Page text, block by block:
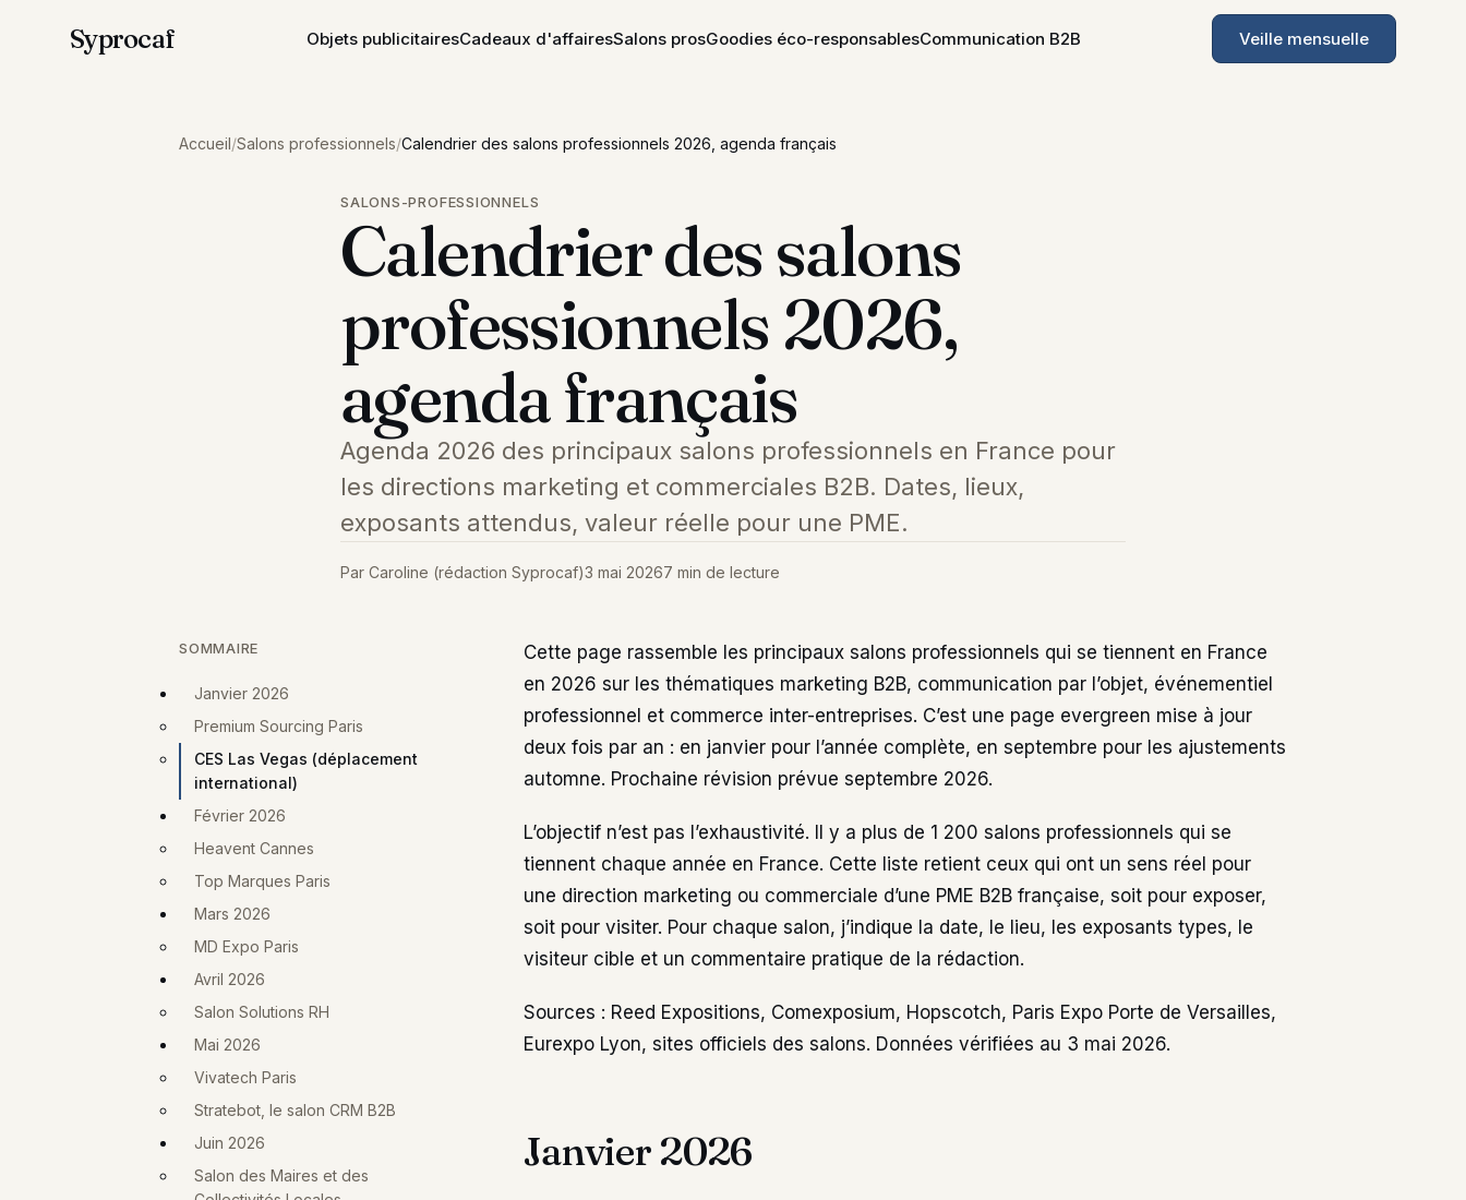
Syprocaf Objets publicitairesCadeaux d'affairesSalons prosGoodies éco-responsablesCommunication B2B Veille mensuelle
Accueil/Salons professionnels/Calendrier des salons professionnels 2026, agenda français
SALONS-PROFESSIONNELS
Calendrier des salons
professionnels 2026,
agenda français
Agenda 2026 des principaux salons professionnels en France pour
les directions marketing et commerciales B2B. Dates, lieux,
exposants attendus, valeur réelle pour une PME.
Par Caroline (rédaction Syprocaf)3 mai 20267 min de lecture
SOMMAIRE
Janvier 2026
Premium Sourcing Paris
CES Las Vegas (déplacement
international)
Février 2026
Heavent Cannes
Top Marques Paris
Mars 2026
MD Expo Paris
Avril 2026
Salon Solutions RH
Mai 2026
Vivatech Paris
Stratebot, le salon CRM B2B
Juin 2026
Salon des Maires et des
Cette page rassemble les principaux salons professionnels qui se tiennent en France
en 2026 sur les thématiques marketing B2B, communication par l’objet, événementiel
professionnel et commerce inter-entreprises. C’est une page evergreen mise à jour
deux fois par an : en janvier pour l’année complète, en septembre pour les ajustements
automne. Prochaine révision prévue septembre 2026.
L’objectif n’est pas l’exhaustivité. Il y a plus de 1 200 salons professionnels qui se
tiennent chaque année en France. Cette liste retient ceux qui ont un sens réel pour
une direction marketing ou commerciale d’une PME B2B française, soit pour exposer,
soit pour visiter. Pour chaque salon, j’indique la date, le lieu, les exposants types, le
visiteur cible et un commentaire pratique de la rédaction.
Sources : Reed Expositions, Comexposium, Hopscotch, Paris Expo Porte de Versailles,
Eurexpo Lyon, sites officiels des salons. Données vérifiées au 3 mai 2026.
Janvier 2026